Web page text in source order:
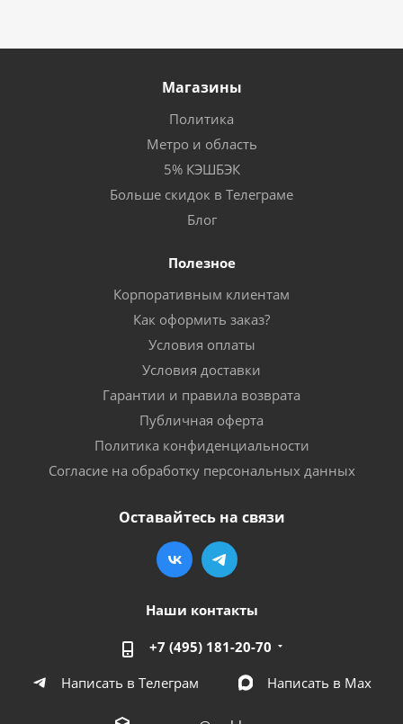
Магазины
Политика
Метро и область
5% КЭШБЭК
Больше скидок в Телеграме
Блог
Полезное
Корпоративным клиентам
Как оформить заказ?
Условия оплаты
Условия доставки
Гарантии и правила возврата
Публичная оферта
Политика конфиденциальности
Согласие на обработку персональных данных
Оставайтесь на связи
Наши контакты
+7 (495) 181-20-70
Написать в Телеграм
Написать в Мах